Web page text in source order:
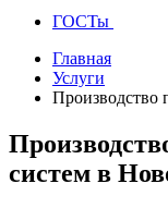
ГОСТы
Главная
Услуги
Производство
систем в